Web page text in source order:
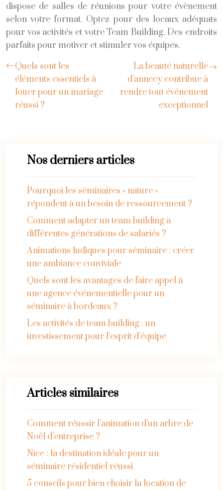
dispose de salles de réunions pour votre évènement
selon votre format. Optez pour des locaux adéquats
pour vos activités et votre Team Building. Des endroits
parfaits pour motiver et stimuler vos équipes.
Quels sont les
éléments essentiels à
louer pour un mariage
réussi ?
La beauté naturelle
d’annecy contribue à
rendre tout événement
exceptionnel
Nos derniers articles
Pourquoi les séminaires « nature »
répondent à un besoin de ressourcement ?
Comment adapter un team building à
différentes générations de salariés ?
Animations ludiques pour séminaire : créer
une ambiance conviviale
Quels sont les avantages de faire appel à
une agence événementielle pour un
séminaire à bordeaux ?
Les activités de team building : un
investissement pour l’esprit d’équipe
Articles similaires
Comment réussir l’animation d’un arbre de
Noël d’entreprise ?
Nice : la destination idéale pour un
séminaire résidentiel réussi
5 conseils pour bien choisir la location de